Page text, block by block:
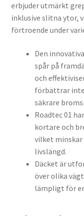
erbjuder utmärkt
inklusive slitna ytor,
förtroende under
Den
spår på
och
förbättrar
säkrare
Roadtec 01
kortare och
vilket
livslängd.
Däcket är
över olika
lämpligt för